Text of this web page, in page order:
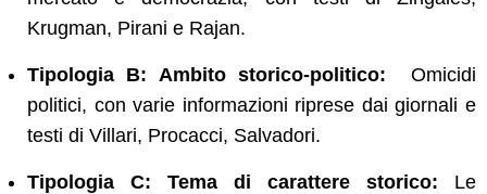
Krugman, Pirani e Rajan.
Tipologia B: Ambito storico-politico: Omicidi
politici, con varie informazioni riprese dai giornali e
testi di Villari, Procacci, Salvadori.
Tipologia C: Tema di carattere storico: Le